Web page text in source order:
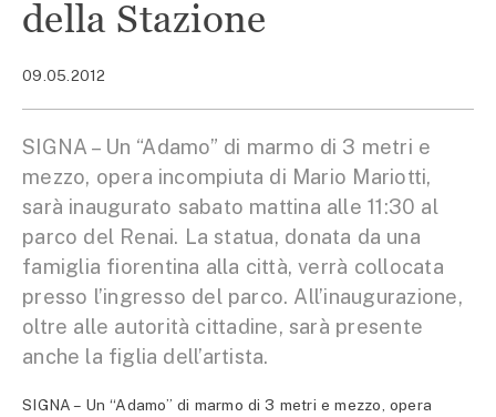
della Stazione
09.05.2012
SIGNA – Un “Adamo” di marmo di 3 metri e
mezzo, opera incompiuta di Mario Mariotti,
sarà inaugurato sabato mattina alle 11:30 al
parco del Renai. La statua, donata da una
famiglia fiorentina alla città, verrà collocata
presso l’ingresso del parco. All’inaugurazione,
oltre alle autorità cittadine, sarà presente
anche la figlia dell’artista.
SIGNA – Un “Adamo” di marmo di 3 metri e mezzo, opera